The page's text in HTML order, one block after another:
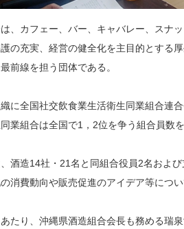
、カフェー、バー、キャバレー、スナ
の充実、経営の健全化を主目的とする
前線を担う団体である。
に全国社交飲食業生活衛生同業組合連
業組合は全国で1，2位を争う組合員数を
酒造14社・21名と同組合役員2名およ
消費動向や販売促進のアイデア等につい
たり、沖縄県酒造組合会長も務める瑞